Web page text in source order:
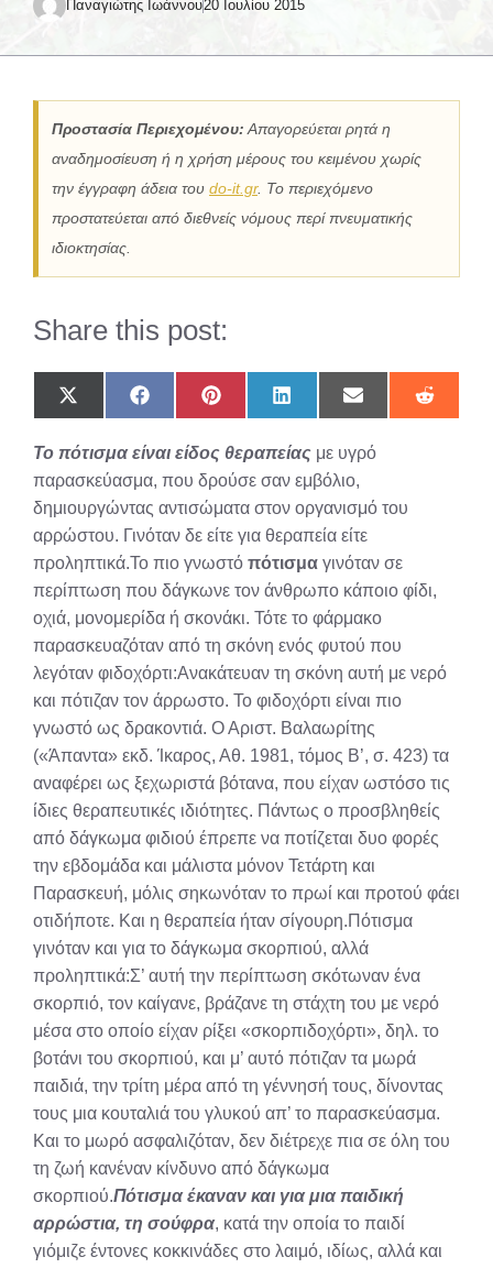
Παναγιώτης Ιωάννου20 Ιουλίου 2015
Προστασία Περιεχομένου: Απαγορεύεται ρητά η
αναδημοσίευση ή η χρήση μέρους του κειμένου χωρίς
την έγγραφη άδεια του do-it.gr. Το περιεχόμενο
προστατεύεται από διεθνείς νόμους περί πνευματικής
ιδιοκτησίας.
Share this post:
Share
on
(Twitter)
Share
on
Share
on
Share
on
Share
on
Share
on
Το πότισμα είναι είδος θεραπείας με υγρό
παρασκεύασμα, που δρούσε σαν εμβόλιο,
δημιουργώντας αντισώματα στον οργανισμό του
αρρώστου. Γινόταν δε είτε για θεραπεία είτε
προληπτικά.Το πιο γνωστό πότισμα γινόταν σε
περίπτωση που δάγκωνε τον άνθρωπο κάποιο φίδι,
οχιά, μονομερίδα ή σκονάκι. Τότε το φάρμακο
παρασκευαζόταν από τη σκόνη ενός φυτού που
λεγόταν φιδοχόρτι:Ανακάτευαν τη σκόνη αυτή με νερό
και πότιζαν τον άρρωστο. Το φιδοχόρτι είναι πιο
γνωστό ως δρακοντιά. Ο Αριστ. Βαλαωρίτης
(«Άπαντα» εκδ. Ίκαρος, Αθ. 1981, τόμος Β’, σ. 423) τα
αναφέρει ως ξεχωριστά βότανα, που είχαν ωστόσο τις
ίδιες θεραπευτικές ιδιότητες. Πάντως ο προσβληθείς
από δάγκωμα φιδιού έπρεπε να ποτίζεται δυο φορές
την εβδομάδα και μάλιστα μόνον Τετάρτη και
Παρασκευή, μόλις σηκωνόταν το πρωί και προτού φάει
οτιδήποτε. Και η θεραπεία ήταν σίγουρη.Πότισμα
γινόταν και για το δάγκωμα σκορπιού, αλλά
προληπτικά:Σ’ αυτή την περίπτωση σκότωναν ένα
σκορπιό, τον καίγανε, βράζανε τη στάχτη του με νερό
μέσα στο οποίο είχαν ρίξει «σκορπιδοχόρτι», δηλ. το
βοτάνι του σκορπιού, και μ’ αυτό πότιζαν τα μωρά
παιδιά, την τρίτη μέρα από τη γέννησή τους, δίνοντας
τους μια κουταλιά του γλυκού απ’ το παρασκεύασμα.
Και το μωρό ασφαλιζόταν, δεν διέτρεχε πια σε όλη του
τη ζωή κανέναν κίνδυνο από δάγκωμα
σκορπιού.Πότισμα έκαναν και για μια παιδική
αρρώστια, τη σούφρα, κατά την οποία το παιδί
γιόμιζε έντονες κοκκινάδες στο λαιμό, ιδίως, αλλά και